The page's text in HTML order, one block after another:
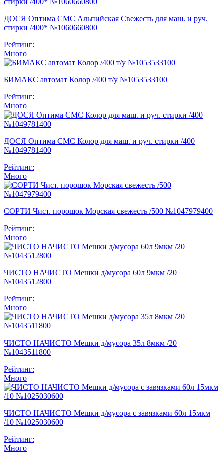
ДОСЯ Оптима СМС Альпийская Свежесть для маш. и руч.
стирки /400* №1060660800
Рейтинг:
Много
БИМАКС автомат Колор /400 т/у №1053533100
Рейтинг:
Много
ДОСЯ Оптима СМС Колор для маш. и руч. стирки /400
№1049781400
Рейтинг:
Много
СОРТИ Чист. порошок Морская свежесть /500 №1047979400
Рейтинг:
Много
ЧИСТО НАЧИСТО Мешки д/мусора 60л 9мкм /20
№1043512800
Рейтинг:
Много
ЧИСТО НАЧИСТО Мешки д/мусора 35л 8мкм /20
№1043511800
Рейтинг:
Много
ЧИСТО НАЧИСТО Мешки д/мусора с завязками 60л 15мкм
/10 №1025030600
Рейтинг:
Много